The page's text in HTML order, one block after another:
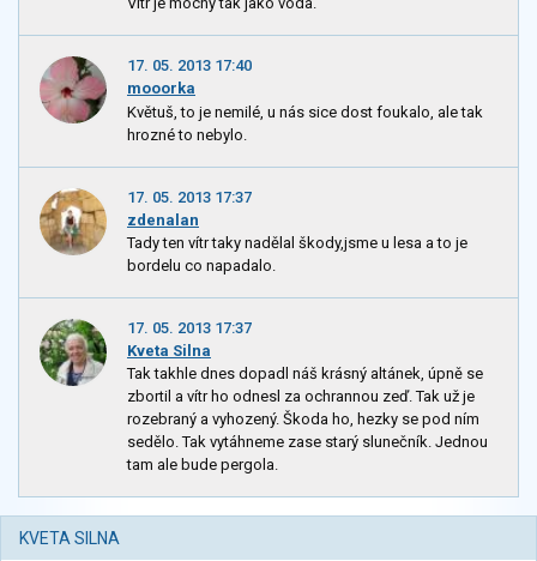
17. 05. 2013 17:40
mooorka
Květuš, to je nemilé, u nás sice dost foukalo, ale tak
hrozné to nebylo.
17. 05. 2013 17:37
zdenalan
Tady ten vítr taky nadělal škody,jsme u lesa a to je
bordelu co napadalo.
17. 05. 2013 17:37
Kveta Silna
Tak takhle dnes dopadl náš krásný altánek, úpně se
zbortil a vítr ho odnesl za ochrannou zeď. Tak už je
rozebraný a vyhozený. Škoda ho, hezky se pod ním
sedělo. Tak vytáhneme zase starý slunečník. Jednou
tam ale bude pergola.
KVETA SILNA